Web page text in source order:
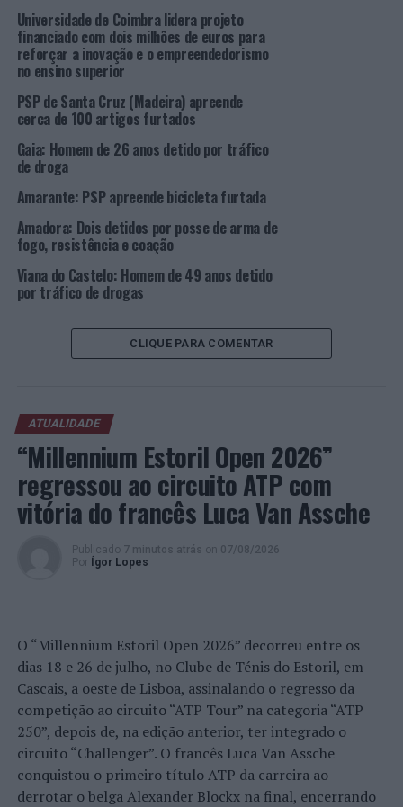
tentou, por diversas vezes, agredir um agente policial.
O indivíduo foi prontamente detido e conduzido à sede
do Comando Distrital da PSP de Coimbra, onde foram
realizados testes de despistagem ao produto
apreendido, que deram positivo para cocaína, numa
A segunda detenção na rua da Sota foi registada ao final
do dia, às 19h10. Uma mulher, com 42 anos de idade,
conduzia um automóvel apreendido por falta de seguro
de responsabilidade civil obrigatório, incorrendo assim
Foto: DR.
TÓPICOS RELACIONADOS: COIMBRA
CRIMINALIDADE
Porto: Conferência sobre futuro das profissões junta
Ordens e empregadores no Palácio da Bolsa
NÃO PERCA
Tribunal Constitucional indefere pedido de registo do
Nova Direita, mas Movimento apresenta novos estatutos
na esperança de ser registado a tempo das eleições
Universidade de Coimbra lidera projeto
financiado com dois milhões de euros para
reforçar a inovação e o empreendedorismo
no ensino superior
PSP de Santa Cruz (Madeira) apreende
cerca de 100 artigos furtados
Gaia: Homem de 26 anos detido por tráfico
de droga
Amarante: PSP apreende bicicleta furtada
Amadora: Dois detidos por posse de arma de
fogo, resistência e coação
Viana do Castelo: Homem de 49 anos detido
por tráfico de drogas
CLIQUE PARA COMENTAR
ATUALIDADE
“Millennium Estoril Open 2026”
regressou ao circuito ATP com
vitória do francês Luca Van Assche
Publicado 7 minutos atrás on 07/08/2026
Por
Ígor Lopes
O “Millennium Estoril Open 2026” decorreu entre os
dias 18 e 26 de julho, no Clube de Ténis do Estoril, em
Cascais, a oeste de Lisboa, assinalando o regresso da
competição ao circuito “ATP Tour” na categoria “ATP
250”, depois de, na edição anterior, ter integrado o
circuito “Challenger”. O francês Luca Van Assche
conquistou o primeiro título ATP da carreira ao
derrotar o belga Alexander Blockx na final, encerrando